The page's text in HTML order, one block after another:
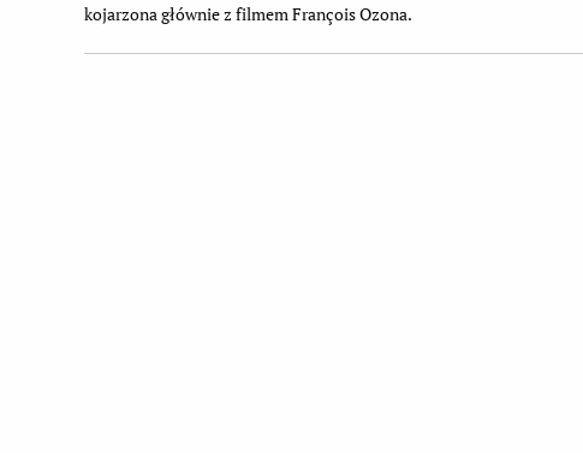
kojarzona głównie z filmem François Ozona.